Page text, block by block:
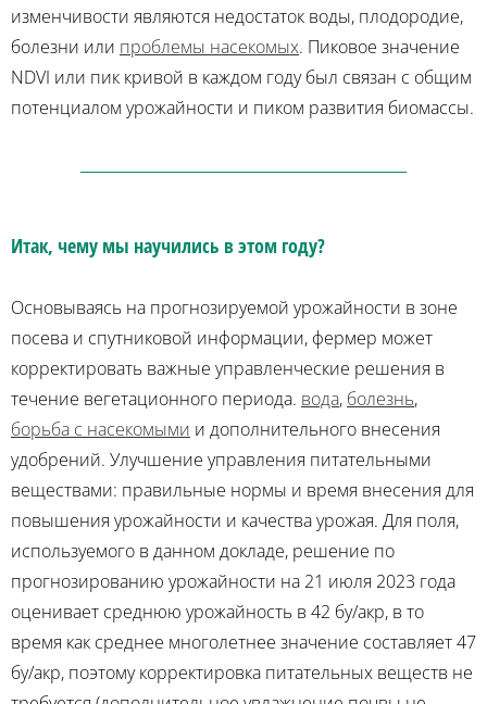
изменчивости являются недостаток воды, плодородие,
болезни или проблемы насекомых. Пиковое значение
NDVI или пик кривой в каждом году был связан с общим
потенциалом урожайности и пиком развития биомассы.
Итак, чему мы научились в этом году?
Основываясь на прогнозируемой урожайности в зоне
посева и спутниковой информации, фермер может
корректировать важные управленческие решения в
течение вегетационного периода. вода, болезнь,
борьба с насекомыми и дополнительного внесения
удобрений. Улучшение управления питательными
веществами: правильные нормы и время внесения для
повышения урожайности и качества урожая. Для поля,
используемого в данном докладе, решение по
прогнозированию урожайности на 21 июля 2023 года
оценивает среднюю урожайность в 42 бу/акр, в то
время как среднее многолетнее значение составляет 47
бу/акр, поэтому корректировка питательных веществ не